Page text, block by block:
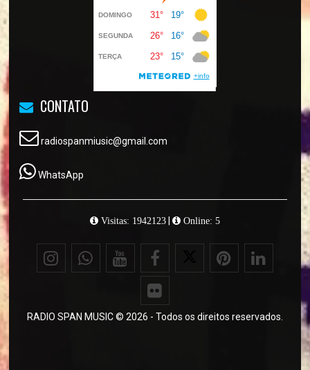
CONTATO
radiospanmiusic@gmail.com
WhatsApp
Visitas: 1942123| Online: 5
RADIO SPAN MUSIC © 2026 - Todos os direitos reservados.